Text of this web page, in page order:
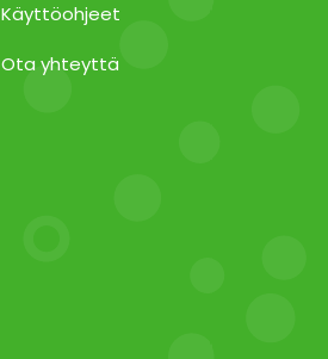
Käyttöohjeet
Ota yhteyttä